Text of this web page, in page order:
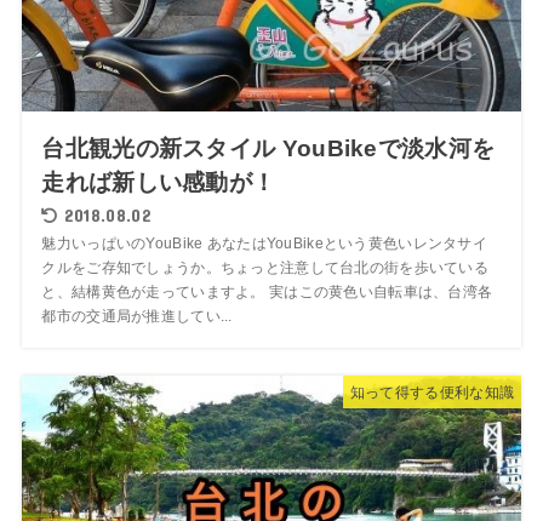
台北観光の新スタイル YouBikeで淡水河を
走れば新しい感動が！
2018.08.02
魅力いっぱいのYouBike あなたはYouBikeという黄色いレンタサイ
クルをご存知でしょうか。ちょっと注意して台北の街を歩いている
と、結構黄色が走っていますよ。 実はこの黄色い自転車は、台湾各
都市の交通局が推進してい...
知って得する便利な知識